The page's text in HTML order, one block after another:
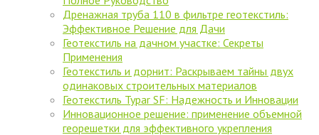
Дренажная труба 110 в фильтре геотекстиль:
Эффективное Решение для Дачи
Геотекстиль на дачном участке: Секреты
Применения
Геотекстиль и дорнит: Раскрываем тайны двух
одинаковых строительных материалов
Геотекстиль Typar SF: Надежность и Инновации
Инновационное решение: применение объемной
георешетки для эффективного укрепления